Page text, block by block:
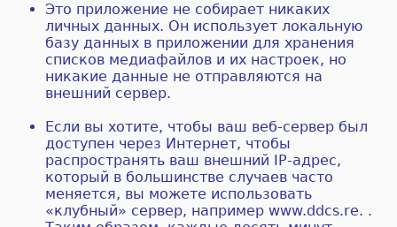
Это приложение не собирает никаких
личных данных. Он использует локальную
базу данных в приложении для хранения
списков медиафайлов и их настроек, но
никакие данные не отправляются на
внешний сервер.
Если вы хотите, чтобы ваш веб-сервер был
доступен через Интернет, чтобы
распространять ваш внешний IP-адрес,
который в большинстве случаев часто
меняется, вы можете использовать
«клубный» сервер, например www.ddcs.re. .